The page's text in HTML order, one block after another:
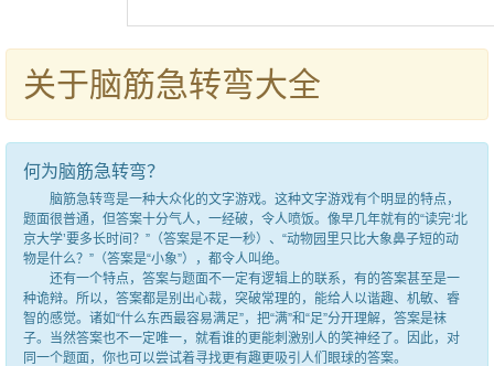
关于脑筋急转弯大全
何为脑筋急转弯？
脑筋急转弯是一种大众化的文字游戏。这种文字游戏有个明显的特点，
题面很普通，但答案十分气人，一经破，令人喷饭。像早几年就有的“读完‘北
京大学’要多长时间？”（答案是不足一秒）、“动物园里只比大象鼻子短的动
物是什么？”（答案是“小象”），都令人叫绝。
还有一个特点，答案与题面不一定有逻辑上的联系，有的答案甚至是一
种诡辩。所以，答案都是别出心裁，突破常理的，能给人以谐趣、机敏、睿
智的感觉。诸如“什么东西最容易满足”，把“满”和“足”分开理解，答案是袜
子。当然答案也不一定唯一，就看谁的更能刺激别人的笑神经了。因此，对
同一个题面，你也可以尝试着寻找更有趣更吸引人们眼球的答案。